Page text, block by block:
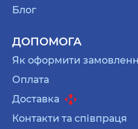
Блог
ДОПОМОГА
Як оформити
Оплата
Доставка
Контакти та співпраця